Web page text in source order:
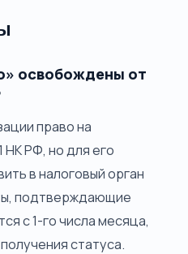
освобождены от
право на
НК РФ, но для его
в налоговый орган
подтверждающие
с 1-го числа месяца,
статуса.